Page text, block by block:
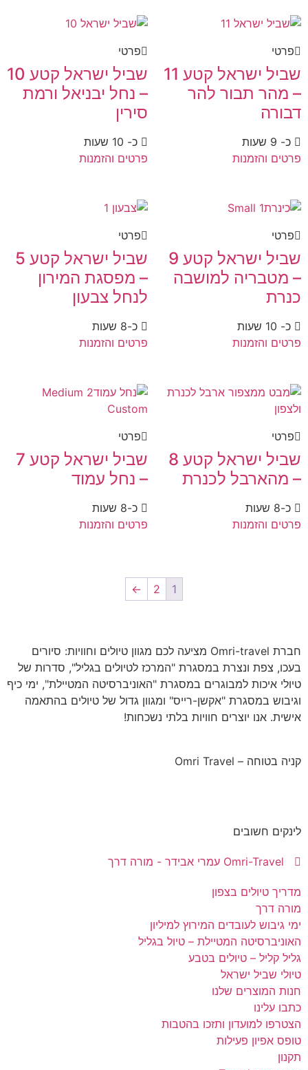
פרטי
שביל ישראל קטע 11
– מהר תבור להר
דבורה
כ- 9 שעות
פרטים והזמנות
פרטי
שביל ישראל קטע 10
– נחל יבניאל ורמת
סירין
כ- 10 שעות
פרטים והזמנות
פרטי
שביל ישראל קטע 9
– מטבריה למושבה
כנרת
כ- 10 שעות
פרטים והזמנות
פרטי
שביל ישראל קטע 5
– מפסגת המירון
לנחל צבעון
כ-8 שעות
פרטים והזמנות
פרטי
שביל ישראל קטע 8
– מהארבל לכנרת
כ-8 שעות
פרטים והזמנות
פרטי
שביל ישראל קטע 7
– נחל עמוד
כ-8 שעות
פרטים והזמנות
1
2
←
חברת Omri-travel מציעה לכם מגוון טיולים וחוויות: סיורים
בעכו, צפת ונצרת במסגרת "המרכז לטיולים בגליל", סדרות של
טיולי איכות למבוגרים במסגרת "האוניברסיטה המטיילת", ימי כיף
וגיבוש במסגרת "אקשן-רייס" ומגוון גדול של טיולים בהתאמה
אישית. אנו יוצרים חוויות בלתי נשכחות!
קניה בטוחה – Omri Travel
לינקים חשובים
Omri-Travel עמרי אבידר - מורה דרך
מדריך טיולים בצפון
מורה דרך
ימי גיבוש לעובדים המירוץ למיליון
האוניברסיטה המטיילת – טיול בגליל
גליל קליל – טיולים בטבע
טיולי שביל ישראל
חנות המוצרים שלנו
כתבו עלינו
הצטרפו למועדון ותזכו בהטבות
טופס אפיון פעילות
תקנון